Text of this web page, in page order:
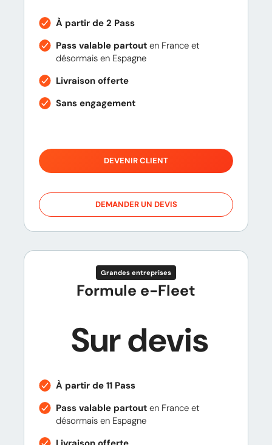
À partir de 2 Pass
Pass valable partouten France et
désormais en Espagne
Livraison offerte
Sans engagement
DEVENIR CLIENT
DEMANDER UN DEVIS
Formule e-Fleet
Grandes entreprises
Sur devis
À partir de 11 Pass
Pass valable partouten France et
désormais en Espagne